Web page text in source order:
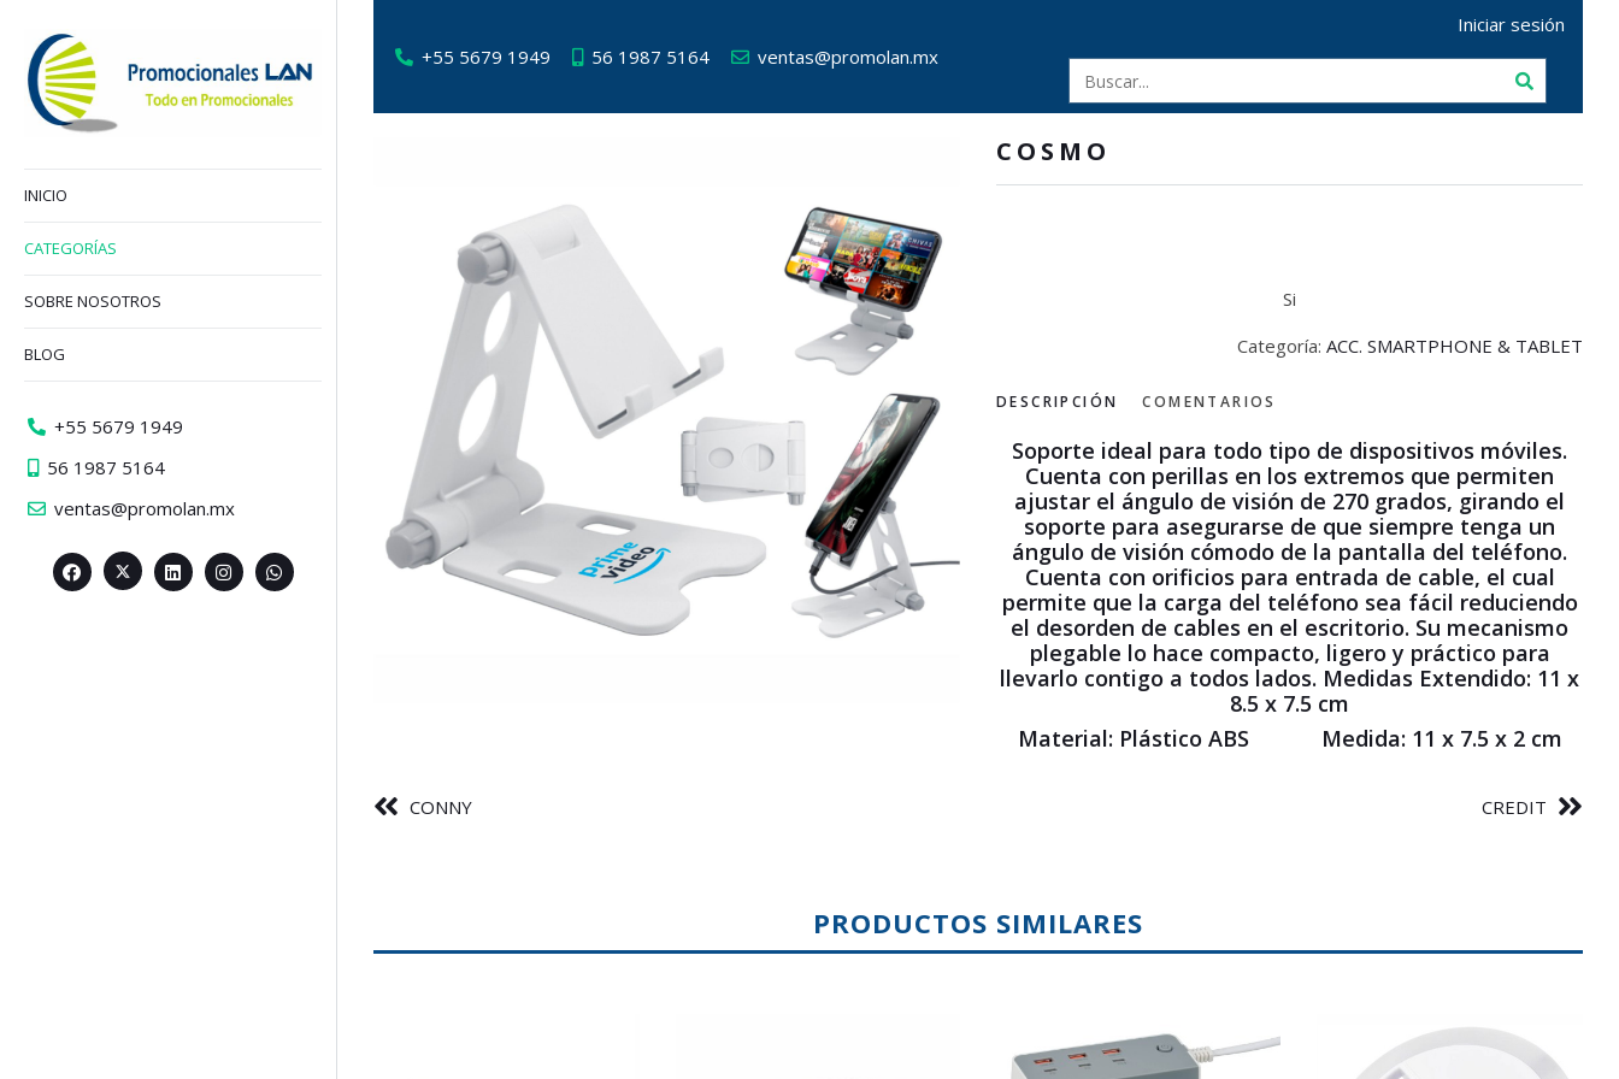
+55 5679 1949 56 1987 5164 ventas@promolan.mx
Iniciar sesión
COSMO
Si
Categoría: ACC. SMARTPHONE & TABLET
DESCRIPCIÓN COMENTARIOS
Soporte ideal para todo tipo de dispositivos móviles.
Cuenta con perillas en los extremos que permiten
ajustar el ángulo de visión de 270 grados, girando el
soporte para asegurarse de que siempre tenga un
ángulo de visión cómodo de la pantalla del teléfono.
Cuenta con orificios para entrada de cable, el cual
permite que la carga del teléfono sea fácil reduciendo
el desorden de cables en el escritorio. Su mecanismo
plegable lo hace compacto, ligero y práctico para
llevarlo contigo a todos lados. Medidas Extendido: 11 x
8.5 x 7.5 cm
Material: Plástico ABS Medida: 11 x 7.5 x 2 cm
CONNY CREDIT
PRODUCTOS SIMILARES
INICIO
CATEGORÍAS
SOBRE NOSOTROS
BLOG
+55 5679 1949
56 1987 5164
ventas@promolan.mx